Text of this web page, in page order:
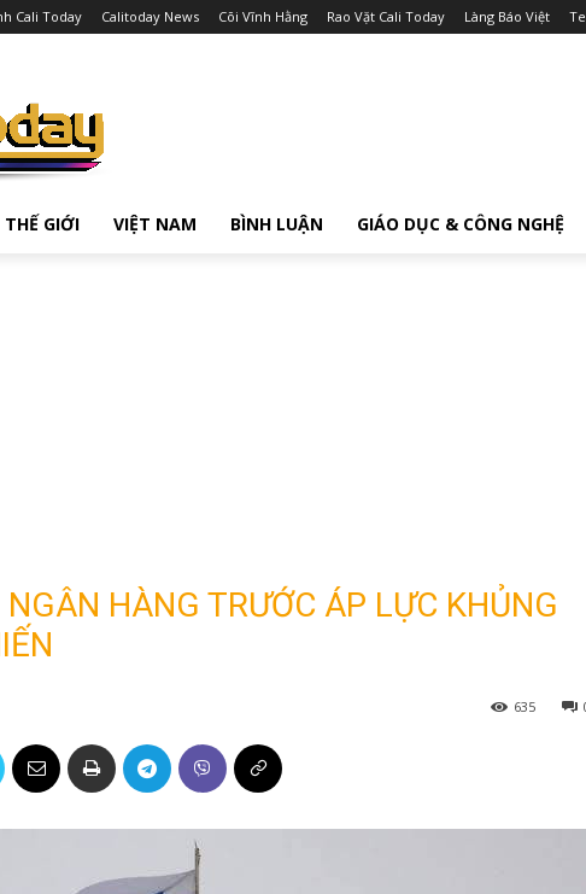
Cali Today Calitoday News Cõi Vĩnh Hằng Rao Vặt Cali Today Làng Báo Việt
THẾ GIỚI VIỆT NAM BÌNH LUẬN GIÁO DỤC & CÔNG NGHỆ
HÀNG TRƯỚC ÁP LỰC KHỦNG
635